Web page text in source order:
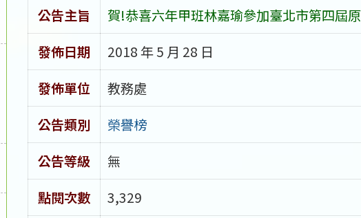
公告主旨
賀!恭喜六年甲班林嘉瑜參加臺北市第四屆
發佈日期
2018 年 5 月 28 日
發佈單位
教務處
公告類別
榮譽榜
公告等級
無
點閱次數
3,329